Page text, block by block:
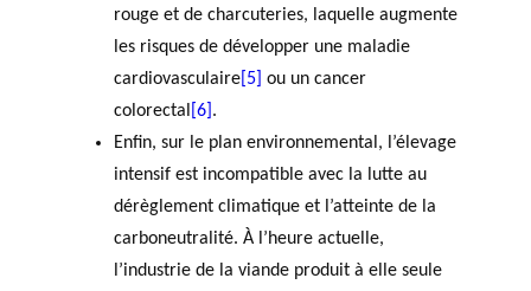
rouge et de charcuteries, laquelle augmente
les risques de développer une maladie
cardiovasculaire [5] ou un cancer
colorectal
[6] .
Enfin, sur le plan environnemental, l’élevage
intensif est incompatible avec la lutte au
dérèglement climatique et l’atteinte de la
carboneutralité. À l’heure actuelle,
l’industrie de la viande produit à elle seule